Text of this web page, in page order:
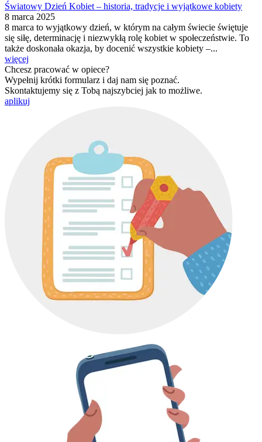
Światowy Dzień Kobiet – historia, tradycje i wyjątkowe kobiety
8 marca 2025
8 marca to wyjątkowy dzień, w którym na całym świecie świętuje
się siłę, determinację i niezwykłą rolę kobiet w społeczeństwie. To
także doskonała okazja, by docenić wszystkie kobiety –...
więcej
Chcesz pracować w opiece?
Wypełnij krótki formularz i daj nam się poznać.
Skontaktujemy się z Tobą najszybciej jak to możliwe.
aplikuj